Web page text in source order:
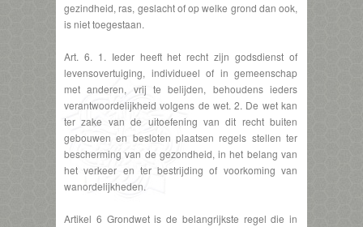
gezindheid, ras, geslacht of op welke grond dan ook,
is niet toegestaan.
Art. 6. 1. Ieder heeft het recht zijn godsdienst of
levensovertuiging, individueel of in gemeenschap
met anderen, vrij te belijden, behoudens ieders
verantwoordelijkheid volgens de wet. 2. De wet kan
ter zake van de uitoefening van dit recht buiten
gebouwen en besloten plaatsen regels stellen ter
bescherming van de gezondheid, in het belang van
het verkeer en ter bestrijding of voorkoming van
wanordelijkheden.
Artikel 6 Grondwet is de belangrijkste regel die in